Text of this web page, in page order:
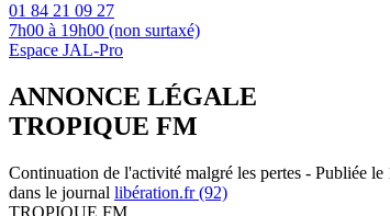
01 84 21 09 27
7h00 à 19h00 (non surtaxé)
Espace JAL-Pro
ANNONCE LÉGALE
TROPIQUE FM
Continuation de l'activité malgré les pertes - Publiée le
dans le journal libération.fr (92)
TROPIQUE FM